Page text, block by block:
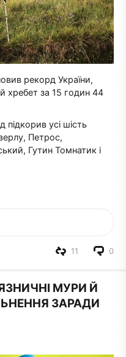
рекорд України,
хребет за 15 годин 44
підкорив усі шість
Петрос,
Гутин Томнатик і
0
11
МУРИ Й
ЗАРАДИ